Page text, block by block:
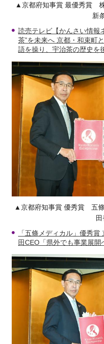
▲京都府知事賞 最優秀賞
新
読売テレビ【かんさい情報
茶”を未来へ 京都・和束町
語を操り、宇治茶の歴史を
▲京都府知事賞 優秀賞 五
「五條メディカル」優秀
田CEO「県外でも事業展